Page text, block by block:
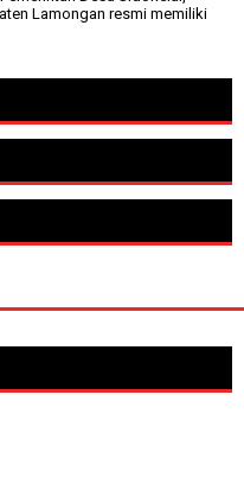
Lamongan resmi memiliki